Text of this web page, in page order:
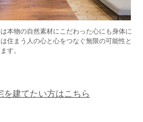
本物の自然素材にこだわった心にも身体に
住まう人の心と心をつなぐ無限の可能性と
す。
を建てたい方はこちら